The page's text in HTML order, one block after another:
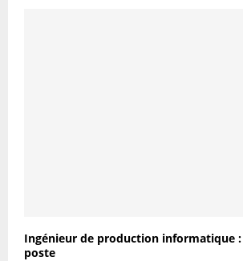
Ingénieur de production informatique
poste